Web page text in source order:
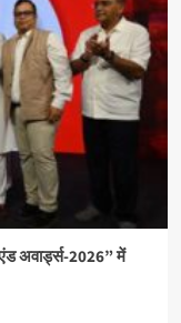
अवार्ड्स-2026” में